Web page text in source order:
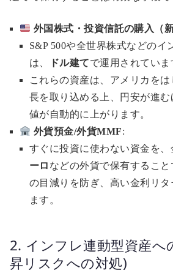
外国株式・投資信託の購入（
S&P 500や全世界株式などのイ
は、
ドル建てで運用されていま
これらの資産は、アメリカを
長を取り込める上、円安が進
値が自動的に上がります。
外貨預金/外貨MMF:
すぐに投資に使わない資金を、
ーロ などの外貨で保有するこ
の目減りを防ぎ、高い金利リタ
ます。
2. インフレ連動型資産へ
昇リスクへの対処)